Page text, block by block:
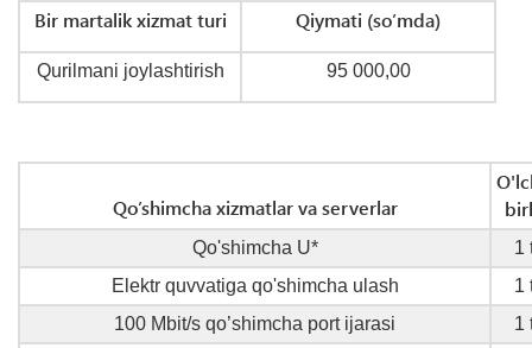
Bir martalik xizmat turi Qiymati (so’mda)
Qurilmani joylashtirish 95 000,00
Qo’shimcha xizmatlar va serverlar
Qo'shimcha U*
1
Elektr quvvatiga qo'shimcha ulash
1
100 Mbit/s qo’shimcha port ijarasi
1